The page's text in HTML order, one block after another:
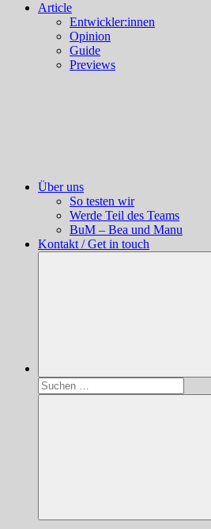
Article
Entwickler:innen
Opinion
Guide
Previews
Über uns
So testen wir
Werde Teil des Teams
BuM – Bea und Manu
Kontakt / Get in touch
Suchen
nach:
Suchen